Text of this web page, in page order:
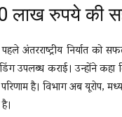
लाख रुपये की
अंतरराष्ट्रीय निर्यात
उपलब्ध कराई। उन्होंने कहा
है। विभाग अब यूरोप,